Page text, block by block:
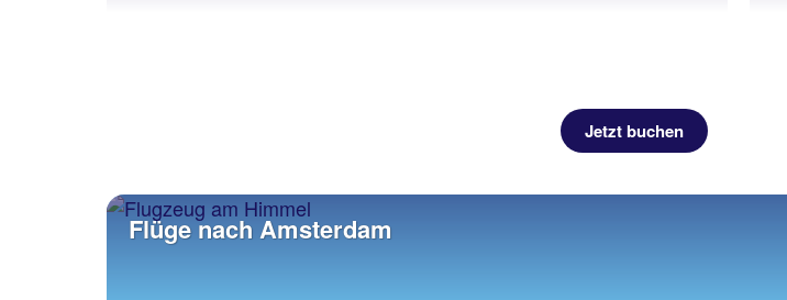
Jetzt buchen
Flüge nach Amsterdam